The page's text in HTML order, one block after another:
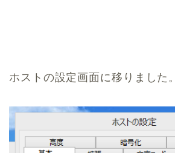
ホストの設定画面に移りました。